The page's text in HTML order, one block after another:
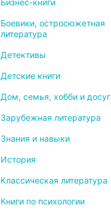
Бизнес-книги
Боевики, остросюжетная
литература
Детективы
Детские книги
Дом, семья, хобби и досуг
Зарубежная литература
Знания и навыки
История
Классическая литература
Книги по психологии